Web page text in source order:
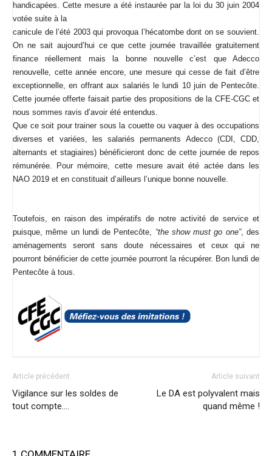
handicapées. Cette mesure a été instaurée par la loi du 30 juin 2004
votée suite à la
canicule de l’été 2003 qui provoqua l’hécatombe dont on se souvient.
On ne sait aujourd’hui ce que cette journée travaillée gratuitement
finance réellement mais la bonne nouvelle c’est que Adecco
renouvelle, cette année encore, une mesure qui cesse de fait d’être
exceptionnelle, en offrant aux salariés le lundi 10 juin de Pentecôte.
Cette journée offerte faisait partie des propositions de la CFE-CGC et
nous sommes ravis d’avoir été entendus.
Que ce soit pour trainer sous la couette ou vaquer à des occupations
diverses et variées, les salariés permanents Adecco (CDI, CDD,
alternants et stagiaires) bénéficieront donc de cette journée de repos
rémunérée. Pour mémoire, cette mesure avait été actée dans les
NAO 2019 et en constituait d’ailleurs l’unique bonne nouvelle.
Toutefois, en raison des impératifs de notre activité de service et
puisque, même un lundi de Pentecôte, “the show must go one”, des
aménagements seront sans doute nécessaires et ceux qui ne
pourront bénéficier de cette journée pourront la récupérer. Bon lundi de
Pentecôte à tous.
Article précédent
Vigilance sur les soldes de
tout compte….
Article suivant
Le DA est polyvalent mais
quand même !